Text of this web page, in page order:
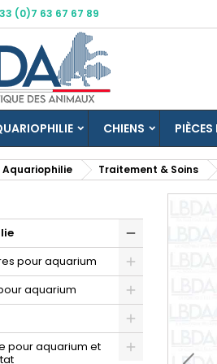
(0)7 63 67 67 89
CHIENS
Aquariophilie Traitement & Soins
pour aquarium
aquarium
pour aquarium et